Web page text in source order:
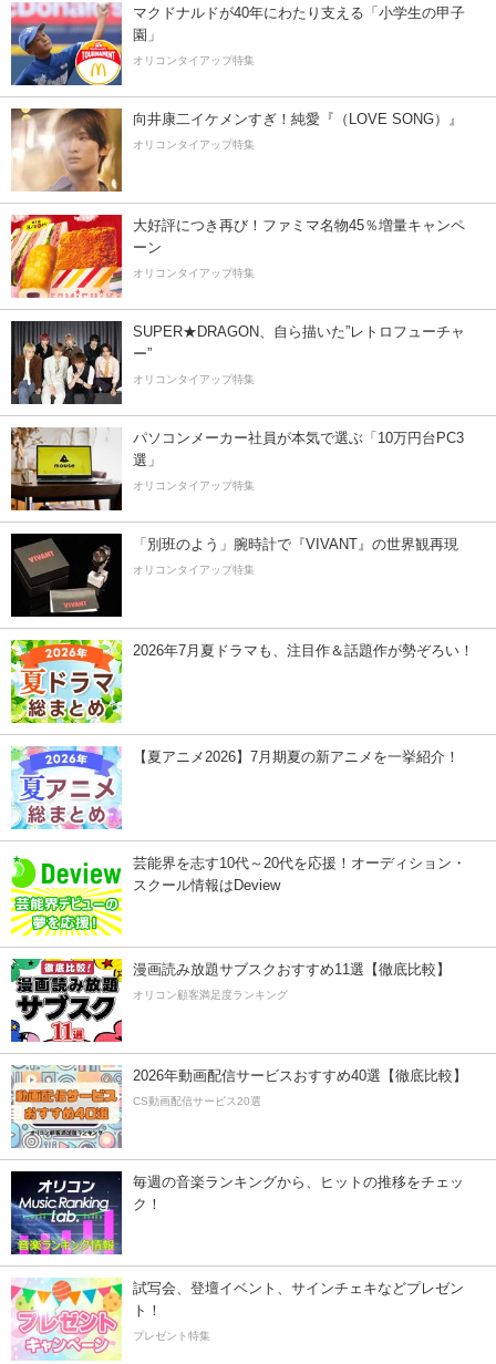
マクドナルドが40年にわたり支える「小学生の甲子
園」
オリコンタイアップ特集
向井康二イケメンすぎ！純愛『（LOVE SONG）』
オリコンタイアップ特集
大好評につき再び！ファミマ名物45％増量キャンペ
ーン
オリコンタイアップ特集
SUPER★DRAGON、自ら描いた”レトロフューチャ
ー”
オリコンタイアップ特集
パソコンメーカー社員が本気で選ぶ「10万円台PC3
選」
オリコンタイアップ特集
「別班のよう」腕時計で『VIVANT』の世界観再現
オリコンタイアップ特集
2026年7月夏ドラマも、注目作＆話題作が勢ぞろい！
【夏アニメ2026】7月期夏の新アニメを一挙紹介！
芸能界を志す10代～20代を応援！オーディション・
スクール情報はDeview
漫画読み放題サブスクおすすめ11選【徹底比較】
オリコン顧客満足度ランキング
2026年動画配信サービスおすすめ40選【徹底比較】
CS動画配信サービス20選
毎週の音楽ランキングから、ヒットの推移をチェッ
ク！
試写会、登壇イベント、サインチェキなどプレゼン
ト！
プレゼント特集